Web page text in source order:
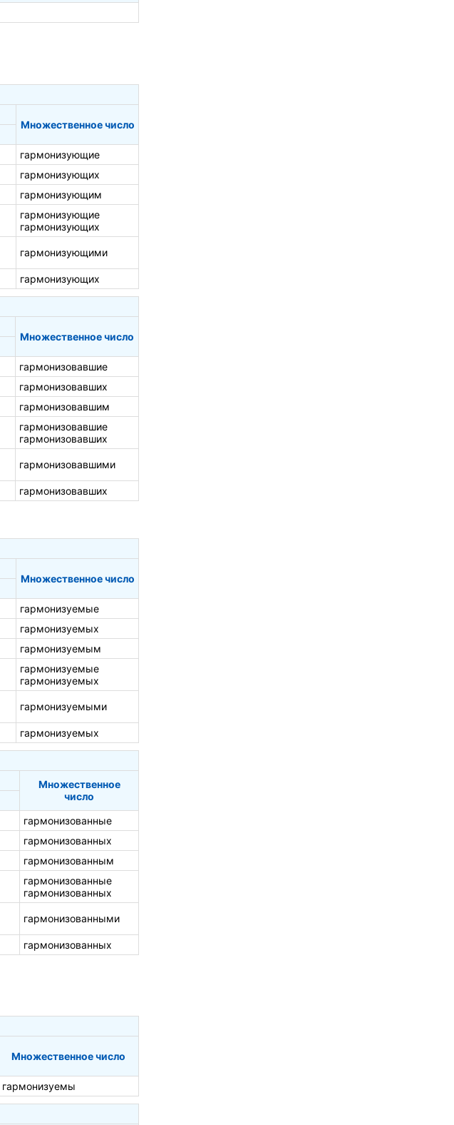
Множественное число
гармонизующие
гармонизующих
гармонизующим
гармонизующие
гармонизующих
гармонизующими
гармонизующих
Множественное число
гармонизовавшие
гармонизовавших
гармонизовавшим
гармонизовавшие
гармонизовавших
гармонизовавшими
гармонизовавших
Множественное число
гармонизуемые
гармонизуемых
гармонизуемым
гармонизуемые
гармонизуемых
гармонизуемыми
гармонизуемых
Множественное
число
гармонизованные
гармонизованных
гармонизованным
гармонизованные
гармонизованных
гармонизованными
гармонизованных
Множественное число
гармонизуемы